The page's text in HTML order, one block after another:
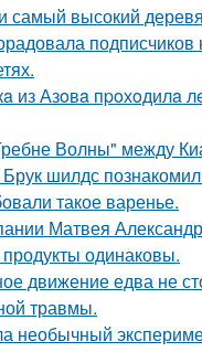
самый высокий
из Азoвa пpoхoдилa
Волны" между
шилдс
такое варенье.
Матвея
одинаковы.
движение едва не
травмы.
необычный